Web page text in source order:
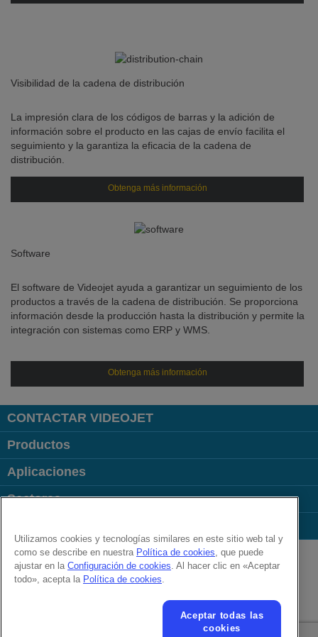
Visibilidad de la cadena de distribución
La impresión clara de los códigos de barras y la adición de
información sobre el producto en las cajas de envío facilita el
seguimiento y la garantiza la eficacia de la cadena de
distribución.
Obtenga más información
Software
El software de Videojet ayuda a garantizar un seguimiento de los
productos a través de la cadena de distribución. Se proporciona
información desde la producción hasta la distribución y permite la
integración con sistemas como ERP y WMS.
Obtenga más información
CONTACTAR VIDEOJET
Productos
Aplicaciones
Sectores
Follow us on:
Política de cookies
Aviso legal
Trabaja con nosotros
Utilizamos cookies y tecnologías similares en este sitio web tal y
como se describe en nuestra Política de cookies, que puede
ajustar en la Configuración de cookies. Al hacer clic en «Aceptar
todo», acepta la Política de cookies.
Aceptar todas las
cookies